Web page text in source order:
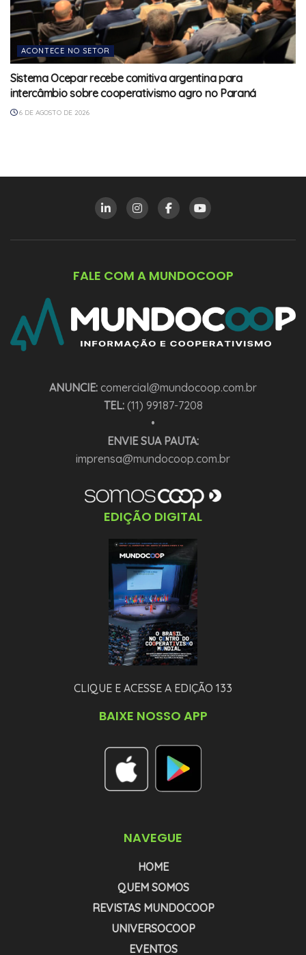
ACONTECE NO SETOR
Sistema Ocepar recebe comitiva argentina para
intercâmbio sobre cooperativismo agro no Paraná
6 DE AGOSTO DE 2026
FALE COM A MUNDOCOOP
ANUNCIE: comercial@mundocoop.com.br
TEL:(11) 99187-7208
•
ENVIE SUA PAUTA:
imprensa@mundocoop.com.br
EDIÇÃO DIGITAL
CLIQUE E ACESSE A EDIÇÃO 133
BAIXE NOSSO APP
NAVEGUE
HOME
QUEM SOMOS
REVISTAS MUNDOCOOP
UNIVERSOCOOP
EVENTOS